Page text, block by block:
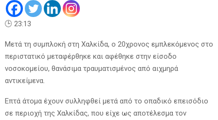
🕒 23:13
Μετά τη συμπλοκή στη Χαλκίδα, ο 20χρονος εμπλεκόμενος στο
περιστατικό μεταφέρθηκε και αφέθηκε στην είσοδο
νοσοκομείου, θανάσιμα τραυματισμένος από αιχμηρά
αντικείμενα.
Επτά άτομα έχουν συλληφθεί μετά από το οπαδικό επεισόδιο
σε περιοχή της Χαλκίδας, που είχε ως αποτέλεσμα τον